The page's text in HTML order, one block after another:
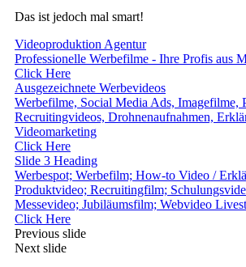
Das ist jedoch mal smart!
Videoproduktion Agentur
Professionelle Werbefilme - Ihre Profis aus
Click Here
Ausgezeichnete Werbevideos
Werbefilme, Social Media Ads, Imagefilme,
Recruitingvideos, Drohnenaufnahmen,
Videomarketing
Click Here
Slide 3 Heading
Werbespot; Werbefilm; How-to Video /
Produktvideo; Recruitingfilm;
Messevideo; Jubiläumsfilm; Webvideo
Click Here
Previous slide
Next slide